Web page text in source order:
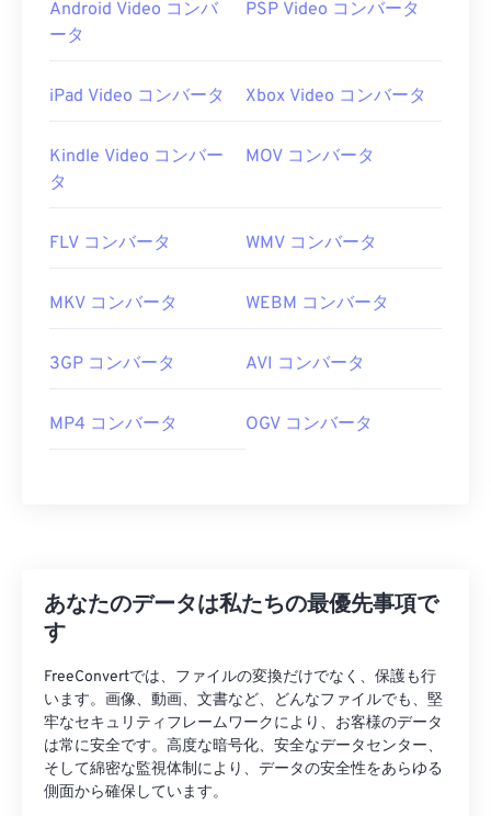
Android Video コンバ
ータ
PSP Video コンバータ
iPad Video コンバータ Xbox Video コンバータ
Kindle Video コンバー
タ
MOV コンバータ
FLV コンバータ WMV コンバータ
MKV コンバータ WEBM コンバータ
3GP コンバータ AVI コンバータ
MP4 コンバータ OGV コンバータ
あなたのデータは私たちの最優先事項で
す
FreeConvertでは、ファイルの変換だけでなく、保護も行
います。画像、動画、文書など、どんなファイルでも、堅
牢なセキュリティフレームワークにより、お客様のデータ
は常に安全です。高度な暗号化、安全なデータセンター、
そして綿密な監視体制により、データの安全性をあらゆる
側面から確保しています。